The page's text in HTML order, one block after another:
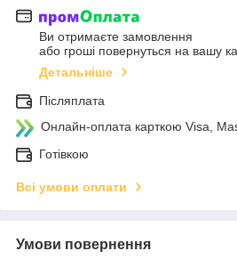
Ви отримаєте замовлення
або гроші повернуться на вашу
Детальніше
Післяплата
Онлайн-оплата карткою Visa,
Готівкою
Всі умови оплати
Умови повернення